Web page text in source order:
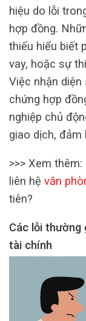
hiệu do lỗi
hợp đồng.
thiếu hiểu biết
vay, hoặc sự
Việc nhận
chứng hợp
nghiệp chủ
giao dịch, đảm
>>> Xem
liên hệ văn
tiên?
Các lỗi thường
tài chính